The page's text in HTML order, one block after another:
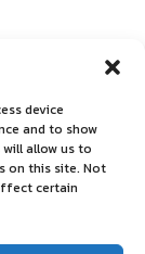
device
and to show
allow us to
on this site. Not
certain